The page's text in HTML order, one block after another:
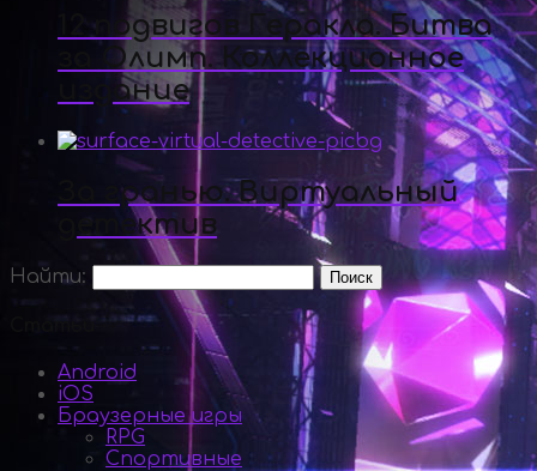
12 подвигов Геракла. Битва
за Олимп. Коллекционное
издание
За гранью. Виртуальный
детектив
Найти:
Android
iOS
Браузерные игры
RPG
Спортивные